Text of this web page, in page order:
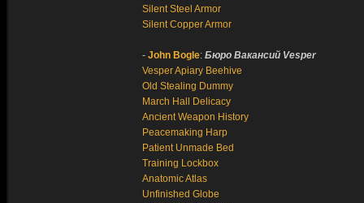
Silent Steel Armor
Silent Copper Armor
- John Bogle: Бюро Вакансий Vesper
Vesper Apiary Beehive
Old Stealing Dummy
March Hall Delicacy
Ancient Weapon History
Peacemaking Harp
Patient Unmade Bed
Training Lockbox
Anatomic Atlas
Unfinished Globe